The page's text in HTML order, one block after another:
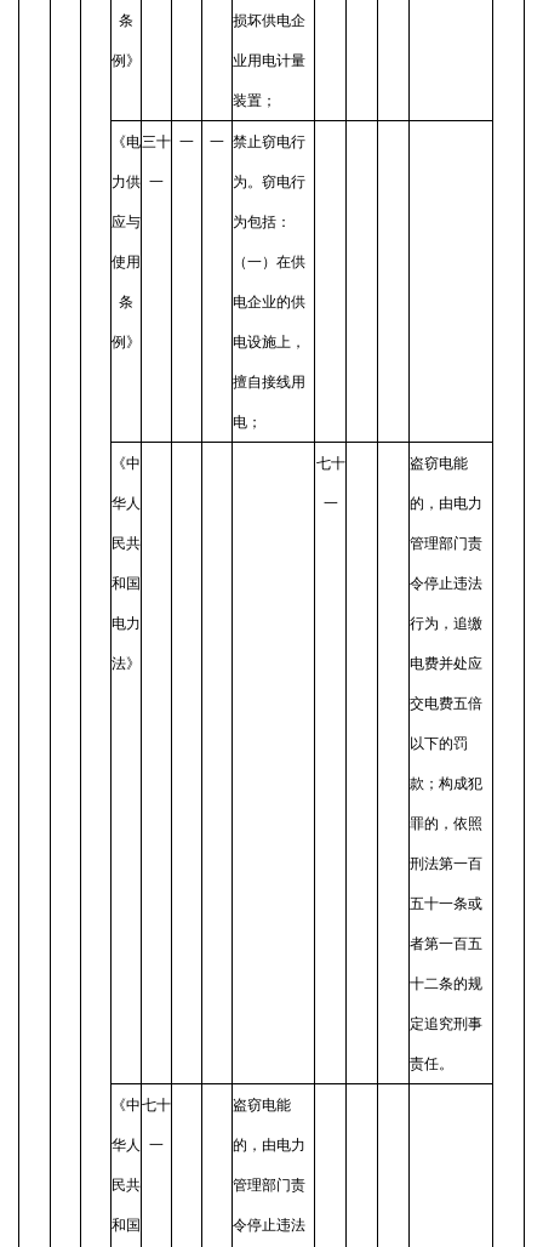
条
例》
损坏供电企
业用电计量
装置；
《电
力供
应与
使用
条
例》
三十
一
一 一 禁止窃电行
为。窃电行
为包括：
（一）在供
电企业的供
电设施上，
擅自接线用
电；
《中
华人
民共
和国
电力
法》
七十
一
盗窃电能
的，由电力
管理部门责
令停止违法
行为，追缴
电费并处应
交电费五倍
以下的罚
款；构成犯
罪的，依照
刑法第一百
五十一条或
者第一百五
十二条的规
定追究刑事
责任。
《中
华人
民共
和国
七十
一
盗窃电能
的，由电力
管理部门责
令停止违法